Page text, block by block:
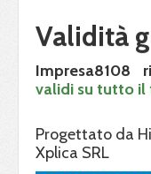
Validità
Impresa8108
validi su tutto il
Progettato da
Xplica SRL